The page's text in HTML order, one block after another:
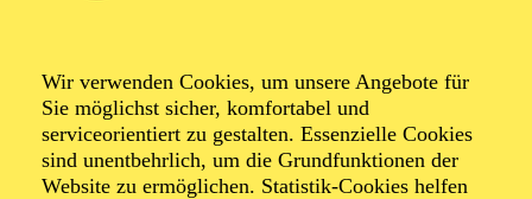
Wir verwenden Cookies, um unsere Angebote für
Sie möglichst sicher, komfortabel und
serviceorientiert zu gestalten. Essenzielle Cookies
sind unentbehrlich, um die Grundfunktionen der
Website zu ermöglichen. Statistik-Cookies helfen